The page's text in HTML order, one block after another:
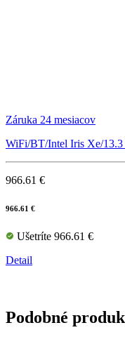
Záruka 24 mesiacov
WiFi/BT/Intel Iris Xe/
966.61 €
966.61 €
Ušetríte 966.61 €
Detail
Podobné